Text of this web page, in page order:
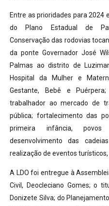
Entre as prioridades para 2024
do Plano Estadual de
Conservação das rodovias
da ponte Governador José
Palmas ao distrito de
Hospital da Mulher e
Gestante, Bebê e
trabalhador ao mercado de
pública; fortalecimento das
primeira infância, povos
desenvolvimento das
realização de eventos
A LDO foi entregue à
Civil, Deocleciano Gomes; o
Donizete Silva; do